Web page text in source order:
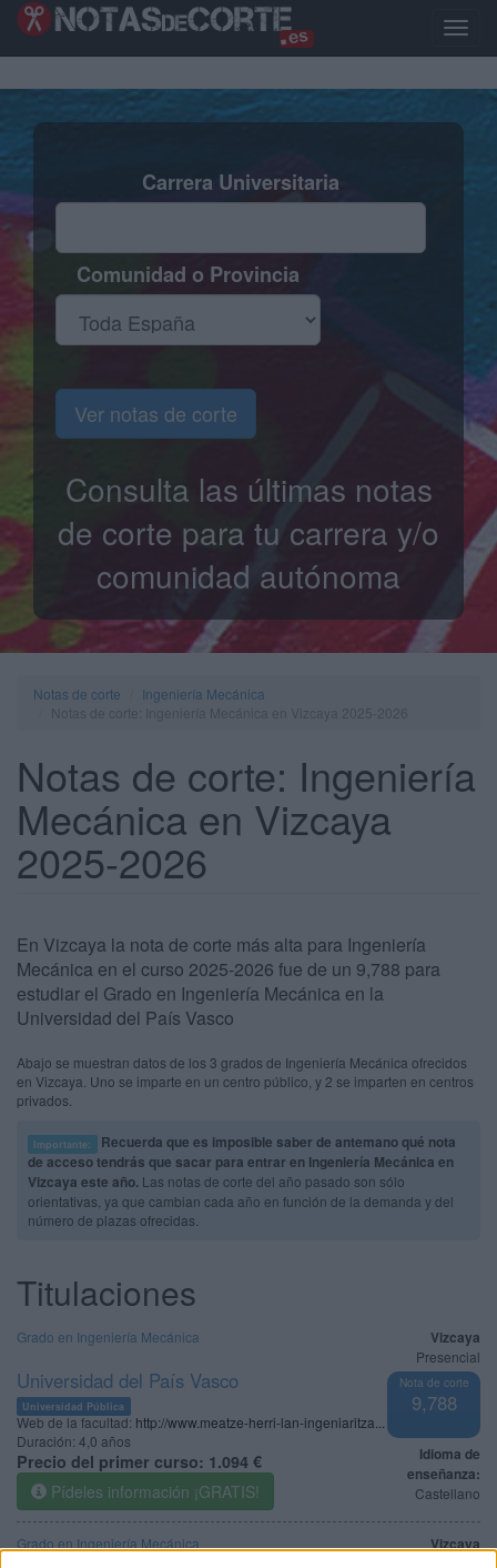
Pasar
Toggle
Carrera Universitaria
Comunidad o Provincia
Ver notas de corte
Consulta las últimas notas
de corte para tu carrera y/o
comunidad autónoma
Notas de corte
Ingeniería Mecánica
Notas de corte: Ingeniería
Mecánica en Vizcaya
2025-2026
En Vizcaya la nota de corte más alta para Ingeniería
Mecánica en el curso 2025-2026 fue de un 9,788 para
estudiar el Grado en Ingeniería Mecánica en la
Universidad del País Vasco
Abajo se muestran datos de los 3 grados de Ingeniería Mecánica ofrecidos
en Vizcaya. Uno se imparte en un centro público, y 2 se imparten en centros
privados.
Importante:
Recuerda que es imposible saber de antemano qué nota
de acceso tendrás que sacar para entrar en Ingeniería Mecánica en
Vizcaya este año. Las notas de corte del año pasado son sólo
orientativas, ya que cambian cada año en función de la demanda y del
número de plazas ofrecidas.
Titulaciones
Vizcaya
Presencial
Nota de corte
9,788
Idioma de
enseñanza:
Castellano
Grado en Ingeniería Mecánica
Universidad del País Vasco
Universidad Pública
Web de la facultad: http://www.meatze-herri-lan-ingeniaritza...
Duración: 4,0 años
Precio del primer curso: 1.094 €
Pídeles información ¡GRATIS!
Vizcaya
Grado en Ingeniería Mecánica